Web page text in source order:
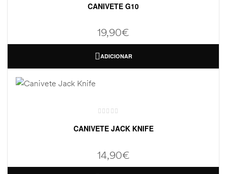
CANIVETE G10
19,90€
ADICIONAR
CANIVETE JACK KNIFE
14,90€